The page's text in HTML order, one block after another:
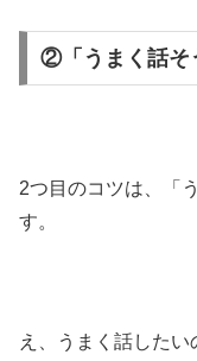
②「うまく話そ
2つ目のコツは、「
す。
え、うまく話した